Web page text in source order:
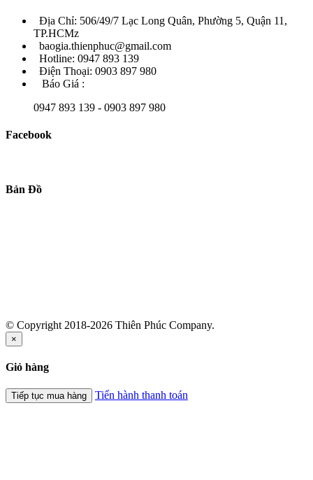
Địa Chỉ: 506/49/7 Lạc Long Quân, Phường 5, Quận 11,
TP.HCMz
baogia.thienphuc@gmail.com
Hotline: 0947 893 139
Điện Thoại: 0903 897 980
Báo Giá :
0947 893 139 - 0903 897 980
Facebook
Bản Đồ
© Copyright 2018-2026 Thiên Phúc Company.
×
Giỏ hàng
Tiếp tục mua hàng Tiến hành thanh toán